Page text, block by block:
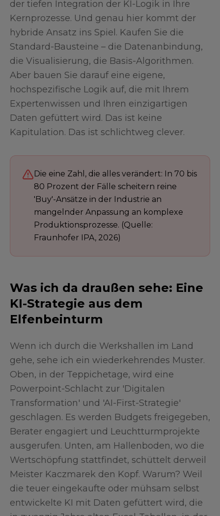
der tiefen Integration der KI-Logik in Ihre
Kernprozesse. Und genau hier kommt der
hybride Ansatz ins Spiel. Kaufen Sie die
Standard-Bausteine – die Datenanbindung,
die Visualisierung, die Basis-Algorithmen.
Aber bauen Sie darauf eine eigene,
hochspezifische Logik auf, die mit Ihrem
Expertenwissen und Ihren einzigartigen
Daten gefüttert wird. Das ist keine
Kapitulation. Das ist schlichtweg clever.
Die eine Zahl, die alles verändert: In 70 bis
80 Prozent der Fälle scheitern reine
'Buy'-Ansätze in der Industrie an
mangelnder Anpassung an komplexe
Produktionsprozesse. (Quelle:
Fraunhofer IPA, 2026)
Was ich da draußen sehe: Eine
KI-Strategie aus dem
Elfenbeinturm
Wenn ich durch die Werkshallen im Land
gehe, sehe ich ein wiederkehrendes Muster.
Oben, in der Teppichetage, wird eine
Powerpoint-Schlacht zur 'Digitalen
Transformation' und 'AI-First-Strategie'
geschlagen. Es werden Budgets freigegeben,
Berater engagiert und Leuchtturmprojekte
ausgerufen. Unten, am Hallenboden, wo die
Wertschöpfung stattfindet, schüttelt derweil
Meister Kaczmarek den Kopf. Warum? Weil
die teuer eingekaufte oder mühsam selbst
entwickelte KI mit Daten gefüttert wird, die